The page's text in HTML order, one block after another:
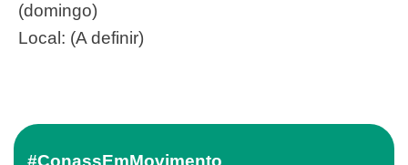
(domingo)
Local: (A definir)
#ConassEmMovimento